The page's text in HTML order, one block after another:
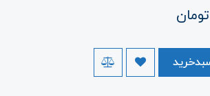
تومان